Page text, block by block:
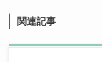
関連記事